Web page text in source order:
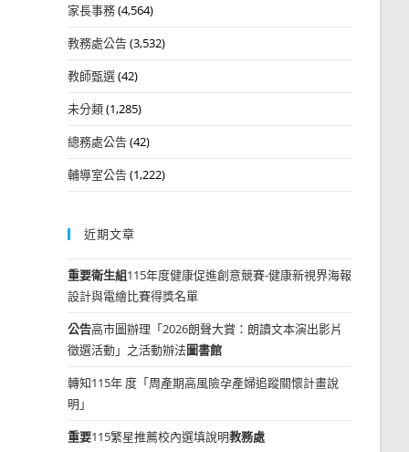
家長事務(4,564)
教務處公告(3,532)
教師甄選(42)
未分類(1,285)
總務處公告(42)
輔導室公告(1,222)
近期文章
重要衛生組115年度健康促進創意競賽-健康新視界海報
設計與電繪比賽得獎名單
公告高市圖辦理「2026朗聲大賞：朗讀文本演出影片
徵選活動」之活動辦法圖書館
轉知115年 度「周產期高風險孕產婦追蹤關懷計畫說
明」
重要115繁星推薦校內選填說明教務處